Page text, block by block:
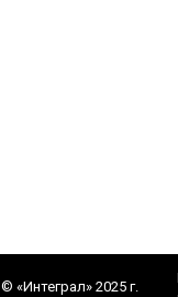
©️ «Интеграл» 2025 г.